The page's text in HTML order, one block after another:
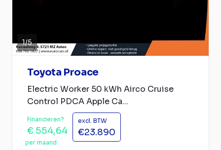
1/5
Toyota Proace
Electric Worker 50 kWh Airco Cruise
Control PDCA Apple Ca...
Financieren?
€ 554,64
per maand
excl. BTW
€23.890